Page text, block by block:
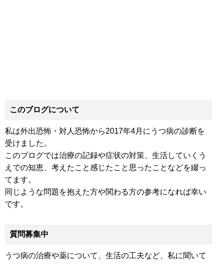
このブログについて
私は外出恐怖・対人恐怖から2017年4月にうつ病の診断を
受けました。
このブログでは治療の記録や症状の対策、生活していくう
えでの知恵、考えたこと感じたこと思ったことなどを綴っ
てます。
同じような問題を抱えた方や関わる方の参考になれば幸い
です。
質問募集中
うつ病の治療や薬について、生活の工夫など、私に聞いて